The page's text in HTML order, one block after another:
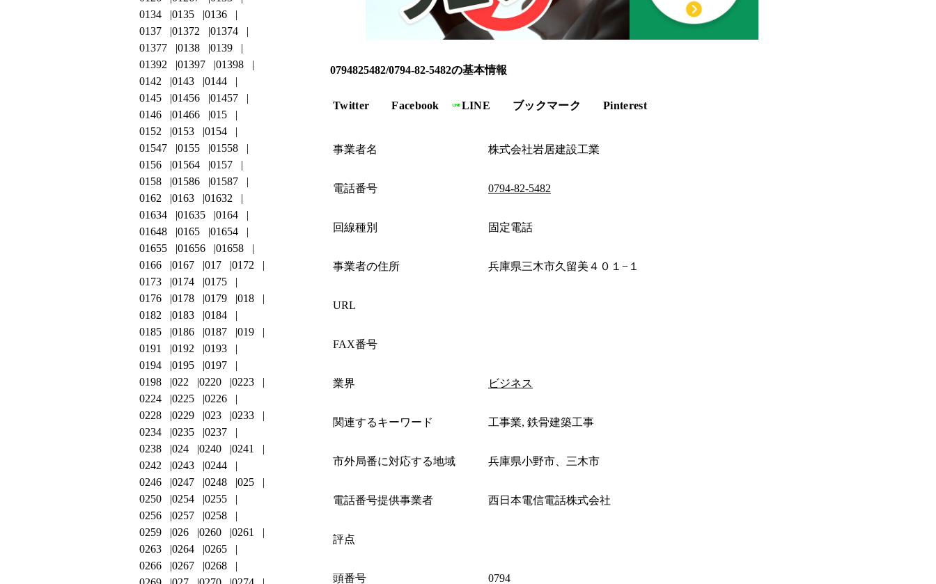
0794825482/0794-82-5482の基本情報
Twitter Facebook LINE ブックマーク Pinterest
事業者名 株式会社岩居建設工業
電話番号 0794-82-5482
回線種別 固定電話
事業者の住所 兵庫県三木市久留美４０１−１
URL
FAX番号
業界 ビジネス
関連するキーワード 工事業, 鉄骨建築工事
市外局番に対応する地域 兵庫県小野市、三木市
電話番号提供事業者 西日本電信電話株式会社
評点
頭番号 0794
0134
0135
0136
0137
01372
01374
01377
0138
0139
01392
01397
01398
0142
0143
0144
0145
01456
01457
0146
01466
015
0152
0153
0154
01547
0155
01558
0156
01564
0157
0158
01586
01587
0162
0163
01632
01634
01635
0164
01648
0165
01654
01655
01656
01658
0166
0167 017
0172
0173
0174
0175
0176
0178 0179
018
0182
0183
0184
0185
0186 0187
019
0191
0192
0193
0194
0195
0197
0198
022 0220
0223
0224
0225
0226
0228
0229 023
0233
0234
0235
0237
0238
024 0240
0241
0242
0243
0244
0246
0247 0248
025
0250
0254
0255
0256
0257
0258
0259
026 0260
0261
0263
0264
0265
0266
0267
0268